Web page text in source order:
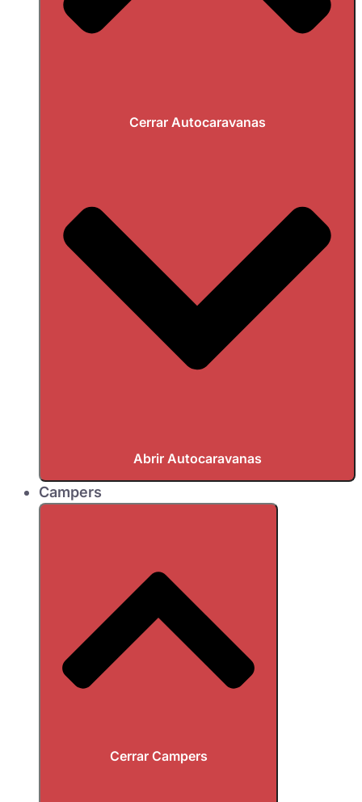
Cerrar Autocaravanas
Abrir Autocaravanas
Campers
Cerrar Campers